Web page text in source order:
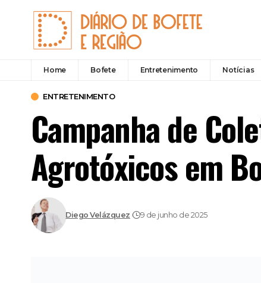
Home Bofete Entretenimento Notícias
ENTRETENIMENTO
Campanha de
Agrotóxicos em
Diego Velázquez 9 de junho de 2025